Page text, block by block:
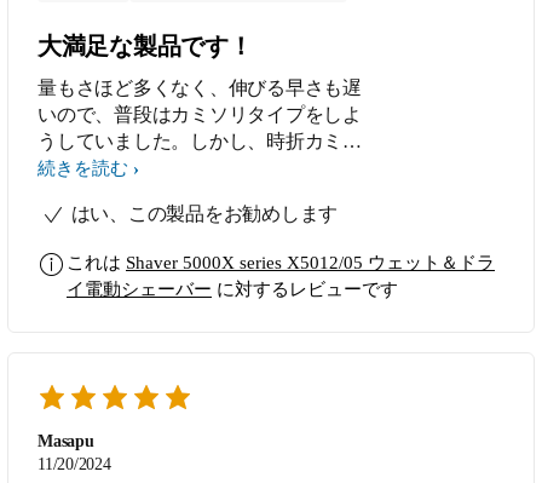
大満足な製品です！
量もさほど多くなく、伸びる早さも遅
いので、普段はカミソリタイプをしよ
うしていました。しかし、時折カミソ
リ負けで傷を作ってしまうのが悩みで
なかなか電動にふみきれずにいまし
激は少ないものの、しっかりとそれま
す。防水仕様となっているので、お風
続きを読む
はい、この製品をお勧めします
これは Shaver 5000X series X5012/05 ウェット＆ドラ
イ電動シェーバー に対するレビューです
Masapu
11/20/2024